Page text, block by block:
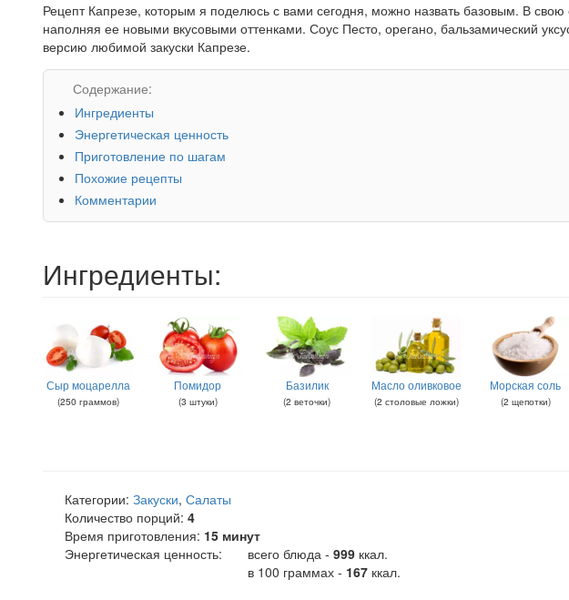
Рецепт Капрезе, которым я поделюсь с вами сегодня, можно назвать базовым. В свою
наполняя ее новыми вкусовыми оттенками. Соус Песто, орегано, бальзамический
версию любимой закуски Капрезе.
Содержание:
Ингредиенты
Энергетическая ценность
Приготовление по шагам
Похожие рецепты
Комментарии
Ингредиенты:
Сыр моцарелла
(250 граммов)
Помидор
(3 штуки)
Базилик
(2 веточки)
Масло оливковое
(2 столовые ложки)
Морская соль
(2 щепотки)
Категории: Закуски, Салаты
Количество порций: 4
Время приготовления: 15 минут
Энергетическая ценность:
всего блюда - 999 ккал.
в 100 граммах - 167 ккал.